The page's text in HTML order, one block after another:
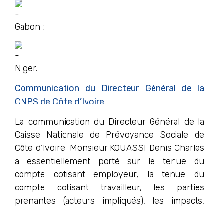
Gabon ;
Niger.
Communication du Directeur Général de la
CNPS de Côte d’Ivoire
La communication du Directeur Général de la
Caisse Nationale de Prévoyance Sociale de
Côte d’Ivoire, Monsieur KOUASSI Denis Charles
a essentiellement porté sur le tenue du
compte cotisant employeur, la tenue du
compte cotisant travailleur, les parties
prenantes (acteurs impliqués), les impacts,